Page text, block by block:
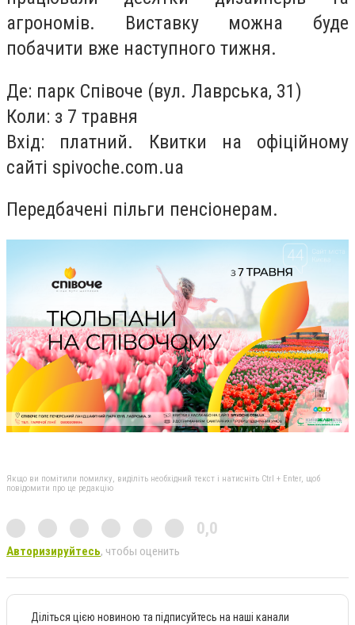
агрономів. Виставку можна буде
побачити вже наступного тижня.
Де: парк Співоче (вул. Лаврська, 31)
Коли: з 7 травня
Вхід: платний. Квитки на офіційному
сайті spivoche.com.ua
Передбачені пільги пенсіонерам.
Якщо ви помітили помилку, виділіть необхідний текст і натисніть Ctrl + Enter, щоб
повідомити про це редакцію
0,0
Авторизируйтесь, чтобы оценить
Діліться цією новиною та підписуйтесь на наші канали